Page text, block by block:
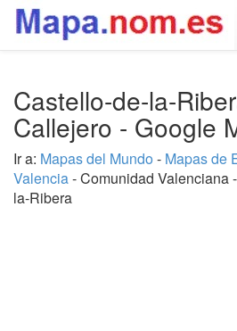
Castello-de-la-
Callejero - Google
Ir a: Mapas del Mundo - Mapas de
Valencia- Comunidad Valenciana
la-Ribera